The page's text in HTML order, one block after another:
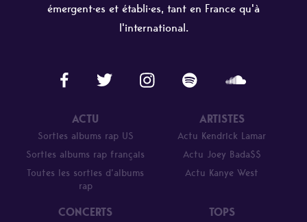
émergent·es et établi·es, tant en France qu'à
l'international.
ACTU
Sorties albums rap US
Sorties albums rap français
Toutes les sorties d’albums
rap
ARTISTES
Actu Kendrick Lamar
Actu Joey Bada$$
Actu Kanye West
CONCERTS TOPS